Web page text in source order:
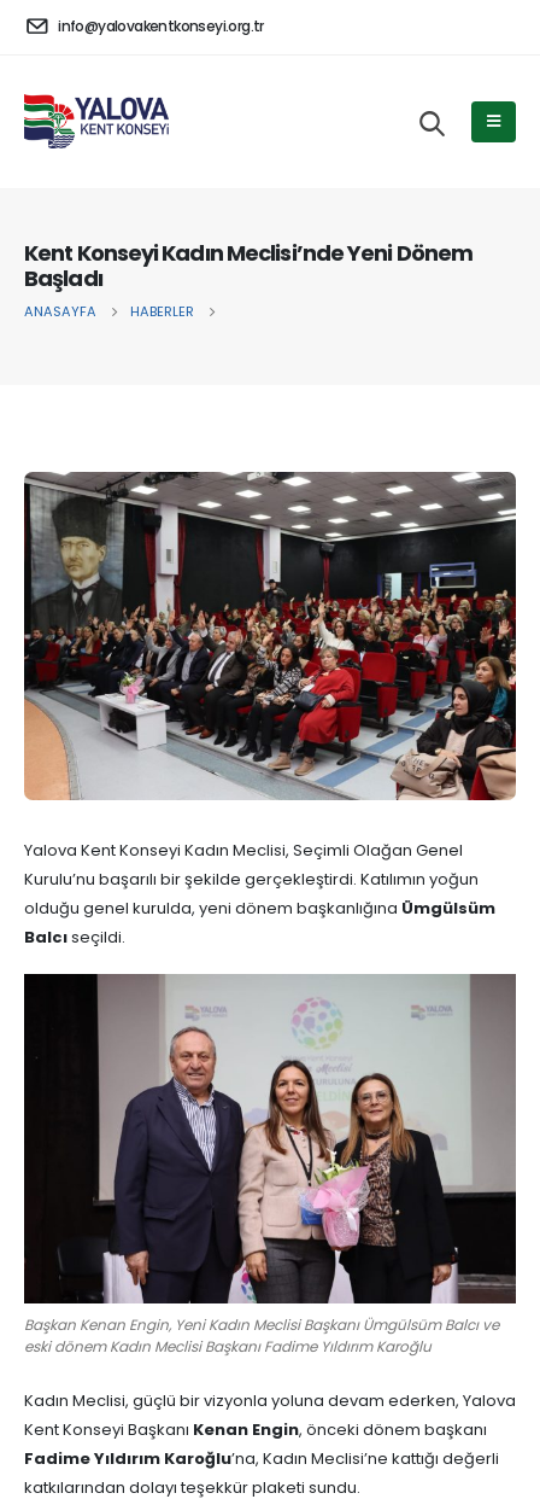
info@yalovakentkonseyi.org.tr
Kent Konseyi Kadın Meclisi’nde Yeni Dönem
Başladı
ANASAYFA HABERLER
Yalova Kent Konseyi Kadın Meclisi, Seçimli Olağan Genel
Kurulu’nu başarılı bir şekilde gerçekleştirdi. Katılımın yoğun
olduğu genel kurulda, yeni dönem başkanlığına Ümgülsüm
Balcıseçildi.
Başkan Kenan Engin, Yeni Kadın Meclisi Başkanı Ümgülsüm Balcı ve
eski dönem Kadın Meclisi Başkanı Fadime Yıldırım Karoğlu
Kadın Meclisi, güçlü bir vizyonla yoluna devam ederken, Yalova
Kent Konseyi Başkanı Kenan Engin, önceki dönem başkanı
Fadime Yıldırım Karoğlu’na, Kadın Meclisi’ne kattığı değerli
katkılarından dolayı teşekkür plaketi sundu.